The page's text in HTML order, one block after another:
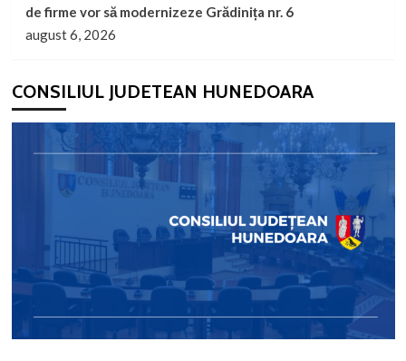
de firme vor să modernizeze Grădinița nr. 6
august 6, 2026
CONSILIUL JUDETEAN HUNEDOARA